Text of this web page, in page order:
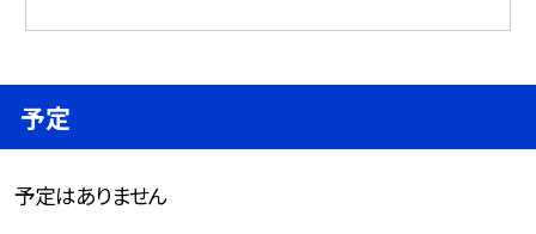
予定
予定はありません